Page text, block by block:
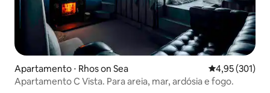
Apartamento ⋅ Rhos on Sea 4,95 de uma
4,95 (301)
Apartamento C Vista. Para areia, mar, ardósia e fogo.